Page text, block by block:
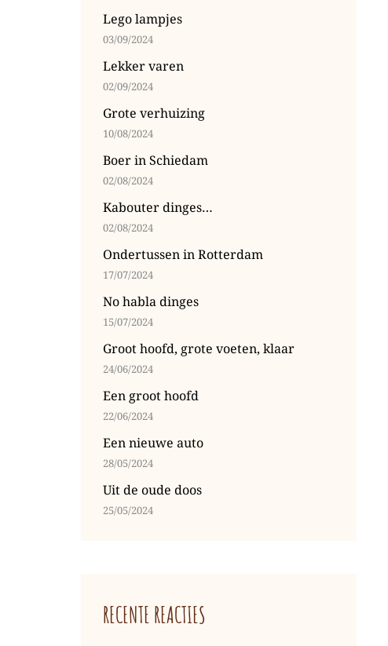
Lego lampjes
03/09/2024
Lekker varen
02/09/2024
Grote verhuizing
10/08/2024
Boer in Schiedam
02/08/2024
Kabouter dinges…
02/08/2024
Ondertussen in Rotterdam
17/07/2024
No habla dinges
15/07/2024
Groot hoofd, grote voeten, klaar
24/06/2024
Een groot hoofd
22/06/2024
Een nieuwe auto
28/05/2024
Uit de oude doos
25/05/2024
RECENTE REACTIES